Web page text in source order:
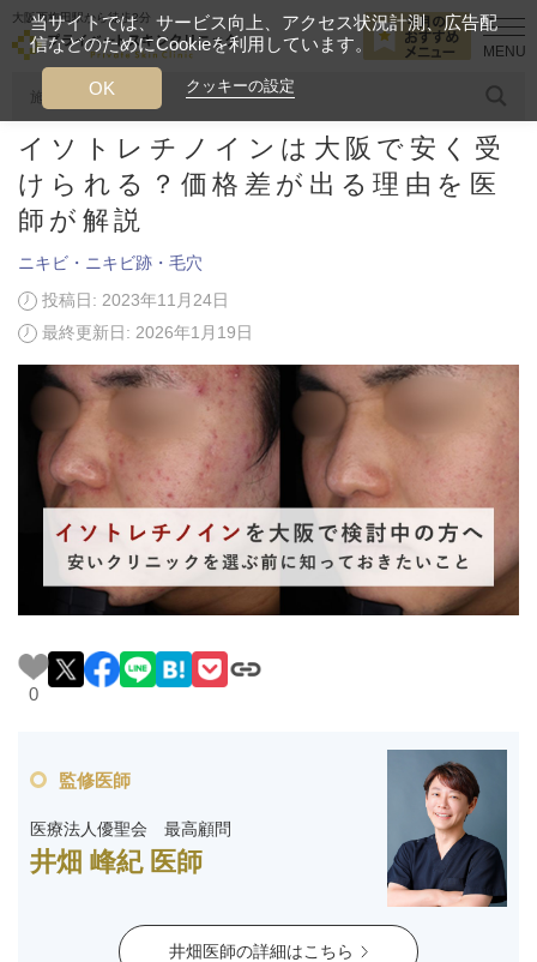
大阪西梅田駅から徒歩2分
人気のワード 糸リフト ヒアルロン酸 リジュランアイ
当クリニック月替わりのおすすめのメニュー
プライベートスキンクリニックが
選ばれる理由
クリニックについて
料金一覧
施術症例
初めての方へ
お悩みで探す
スケジュール
美容ブログ ニキビ・ニキビ跡・毛穴 イソトレチノイン
イソトレチノインは大阪で安く受
けられる？価格差が出る理由を医
師が解説
ニキビ・ニキビ跡・毛穴
投稿日: 2023年11月24日
最終更新日: 2026年1月19日
0
監修医師
医療法人優聖会 最高顧問
井畑 峰紀 医師
井畑医師の詳細はこちら
当サイトでは、サービス向上、アクセス状況計測、広告配
信などのためにCookieを利用しています。
クッキーの設定
OK